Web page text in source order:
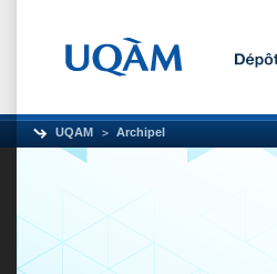
UQAM Archipel